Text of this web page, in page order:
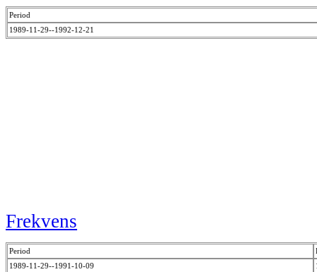
Period
1989-11-29--1992-12-21
Frekvens
Period
1989-11-29--1991-10-09